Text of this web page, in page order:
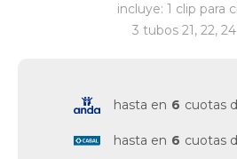
incluye: 1 clip para
3 tubos 21, 22,
hasta en 6 cuotas
hasta en 6 cuotas
Vestimenta y calzado